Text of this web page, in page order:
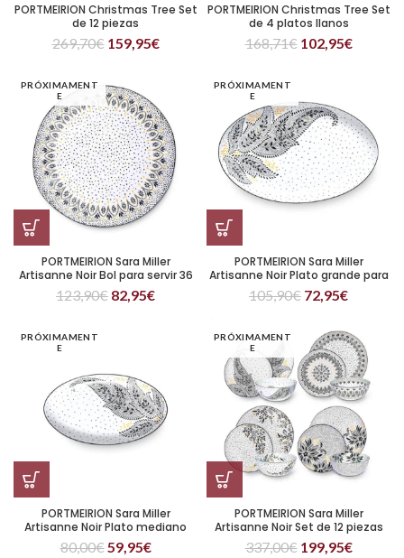
PORTMEIRION Christmas Tree Set
de 12 piezas
269,70€ 159,95€
PORTMEIRION Christmas Tree Set
de 4 platos llanos
168,71€ 102,95€
PRÓXIMAMENT
E
PORTMEIRION Sara Miller
Artisanne Noir Bol para servir 36
cm
123,90€ 82,95€
PRÓXIMAMENT
E
PORTMEIRION Sara Miller
Artisanne Noir Plato grande para
servir 43 cm
105,90€ 72,95€
PRÓXIMAMENT
E
PORTMEIRION Sara Miller
Artisanne Noir Plato mediano
para servir 32 cm
80,00€59,95€
PRÓXIMAMENT
E
PORTMEIRION Sara Miller
Artisanne Noir Set de 12 piezas
337,00€ 199,95€